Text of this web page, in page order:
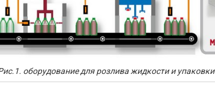
оборудование для розлива жидкости и упаковки